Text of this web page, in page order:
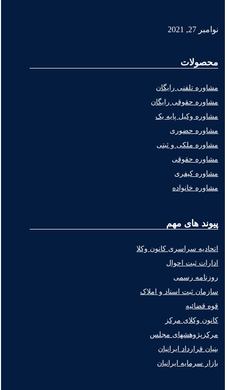
نوامبر 27, 2021
محصولات
مشاوره تلفنی رایگان
مشاوره حقوقی رایگان
مشاوره وکیل پایه یک
مشاوره حضوری
مشاوره ملکی و ثبتی
مشاوره حقوقی
مشاوره کیفری
مشاوره خانواده
پیوند های مهم
اتحادیه سراسری کانون وکلا
ادارات ثبت احوال
روزنامه رسمی
سازمان ثبت اسناد و املاک
قوه قضائیه
کانون وکلای مرکز
مرکزپژوهشهای مجلس
بنیان قرارداد ایرانیان
بازار سرمایه ایرانیان